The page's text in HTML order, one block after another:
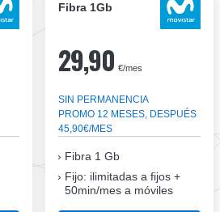
Fibra 1Gb
29,90 €/mes
SIN PERMANENCIA
PROMO 12 MESES, DESPUÉS
45,90€/MES
Fibra 1 Gb
Fijo: ilimitadas a fijos +
50min/mes a móviles